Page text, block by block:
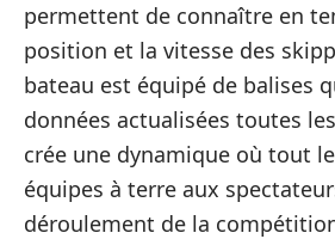
permettent de connaître en
position et la vitesse des
bateau est équipé de balises
données actualisées toutes
crée une dynamique où tout
équipes à terre aux
déroulement de la